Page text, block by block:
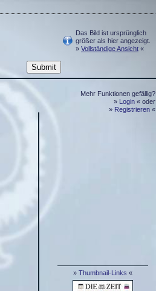
Das Bild ist ursprünglich
größer als hier angezeigt.
» Vollständige Ansicht «
Mehr Funktionen gefällig?
» Login « oder
» Registrieren «
» Thumbnail-Links «